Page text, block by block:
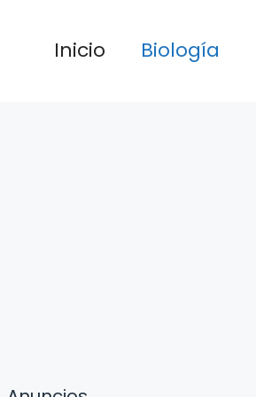
Inicio Biología